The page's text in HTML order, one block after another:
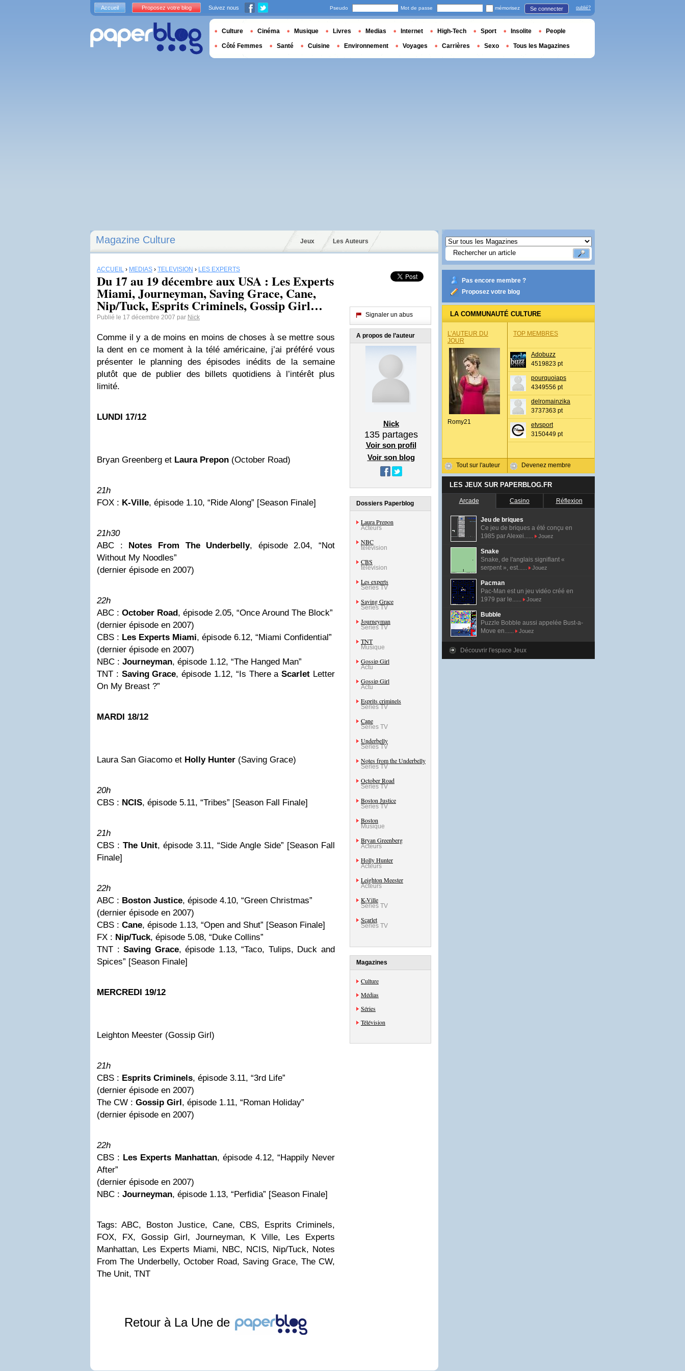
Magazine Culture Jeux Les Auteurs
ACCUEIL › MÉDIAS › TÉLÉVISION › LES EXPERTS
Du 17 au 19 décembre aux USA : Les Experts
Miami, Journeyman, Saving Grace, Cane,
Nip/Tuck, Esprits Criminels, Gossip Girl…
Publié le 17 décembre 2007 par Nick
Comme il y a de moins en moins de choses à se mettre sous
la dent en ce moment à la télé américaine, j’ai préféré vous
présenter le planning des épisodes inédits de la semaine
plutôt que de publier des billets quotidiens à l’intérêt plus
limité.
LUNDI 17/12
Bryan Greenberg et Laura Prepon (October Road)
21h
FOX : K-Ville, épisode 1.10, “Ride Along” [Season Finale]
21h30
ABC : Notes From The Underbelly, épisode 2.04, “Not
Without My Noodles”
(dernier épisode en 2007)
22h
ABC : October Road, épisode 2.05, “Once Around The Block”
(dernier épisode en 2007)
CBS : Les Experts Miami, épisode 6.12, “Miami Confidential”
(dernier épisode en 2007)
NBC : Journeyman, épisode 1.12, “The Hanged Man”
TNT : Saving Grace, épisode 1.12, “Is There aScarlet Letter
On My Breast ?”
MARDI 18/12
Laura San Giacomo et Holly Hunter (Saving Grace)
20h
CBS : NCIS, épisode 5.11, “Tribes” [Season Fall Finale]
21h
CBS : The Unit, épisode 3.11, “Side Angle Side” [Season Fall
Finale]
22h
ABC : Boston Justice, épisode 4.10, “Green Christmas”
(dernier épisode en 2007)
CBS : Cane, épisode 1.13, “Open and Shut” [Season Finale]
FX : Nip/Tuck, épisode 5.08, “Duke Collins”
TNT :Saving Grace, épisode 1.13, “Taco, Tulips, Duck and
Spices” [Season Finale]
MERCREDI 19/12
Leighton Meester (Gossip Girl)
21h
CBS : Esprits Criminels, épisode 3.11, “3rd Life”
(dernier épisode en 2007)
The CW : Gossip Girl, épisode 1.11, “Roman Holiday”
(dernier épisode en 2007)
22h
CBS : Les Experts Manhattan, épisode 4.12, “Happily Never
After”
(dernier épisode en 2007)
NBC : Journeyman, épisode 1.13, “Perfidia” [Season Finale]
Tags: ABC, Boston Justice, Cane, CBS, Esprits Criminels,
FOX, FX, Gossip Girl, Journeyman, K Ville, Les Experts
Manhattan, Les Experts Miami, NBC, NCIS, Nip/Tuck, Notes
From The Underbelly, October Road, Saving Grace, The CW,
The Unit, TNT
Retour à La Une de
Signaler un abus
A propos de l’auteur
Nick
135partages
Voir son profil
Voir son blog
Dossiers Paperblog
Laura Prepon
Acteurs
NBC
télévision
CBS
télévision
Les experts
Séries TV
Saving Grace
Séries TV
Journeyman
Séries TV
TNT
Musique
Gossip Girl
Actu
Gossip Girl
Actu
Esprits criminels
Séries TV
Cane
Séries TV
Underbelly
Séries TV
Notes from the Underbelly
Séries TV
October Road
Séries TV
Boston Justice
Séries TV
Boston
Musique
Bryan Greenberg
Acteurs
Holly Hunter
Acteurs
Leighton Meester
Acteurs
K-Ville
Séries TV
Scarlet
Séries TV
Magazines
Culture
Médias
Séries
Télévision
Pas encore membre ?
Proposez votre blog
LA COMMUNAUTÉ CULTURE
L’AUTEUR DU
JOUR
Romy21
Tout sur l'auteur
TOP MEMBRES
Adobuzz
4519823 pt
pourquoiaps
4349556 pt
delromainzika
3737363 pt
etvsport
3150449 pt
Devenez membre
LES JEUX SUR PAPERBLOG.FR
Arcade Casino Réflexion
Jeu de briques
Ce jeu de briques a été conçu en
1985 par Alexei......
Jouez
Snake
Snake, de l'anglais signifiant «
serpent », est......
Jouez
Pacman
Pac-Man est un jeu vidéo créé en
1979 par le......
Jouez
Bubble
Puzzle Bobble aussi appelée Bust-a-
Move en......
Jouez
Découvrir l'espace Jeux
Accueil Proposez votre blog Suivez nous Pseudo Mot de passe mémorisez Se connecter oublié?
Culture Cinéma Musique Livres Medias Internet High-Tech Sport Insolite People
Côté Femmes Santé Cuisine Environnement Voyages Carrières Sexo Tous les Magazines